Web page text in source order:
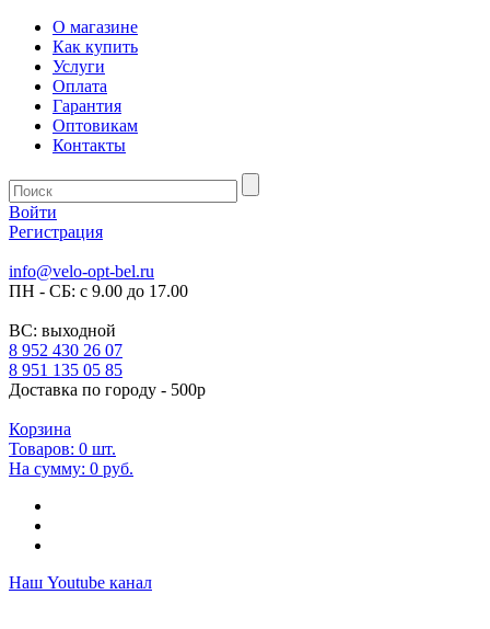
О магазине
Как купить
Услуги
Оплата
Гарантия
Оптовикам
Контакты
Войти
Регистрация
info@velo-opt-bel.ru
ПН - СБ: с 9.00 до 17.00
ВС: выходной
8 952 430 26 07
8 951 135 05 85
Доставка по городу - 500р
Корзина
Товаров: 0 шт.
На сумму: 0 руб.
Наш Youtube канал